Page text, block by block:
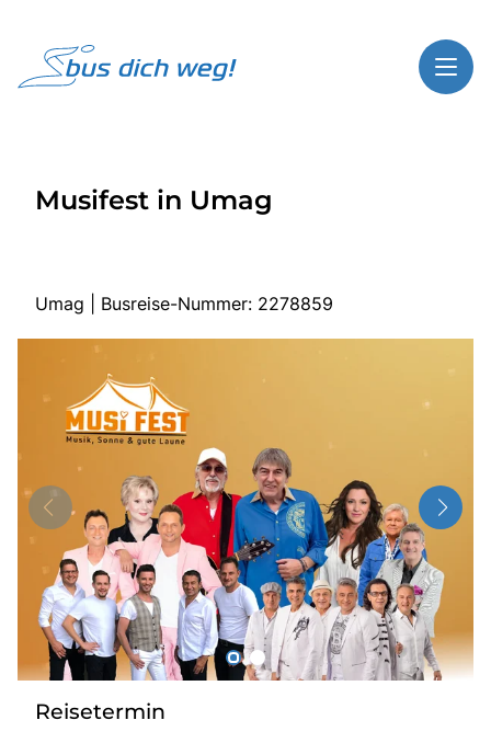
Highlights
Busreisen
Gutscheinshop
Über bus dich weg!
Radio!
Sie befinden sich in:
Österreich
Musifest in Umag
Umag | Busreise-Nummer: 2278859
Reisetermin